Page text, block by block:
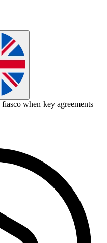
fiasco when key agreements